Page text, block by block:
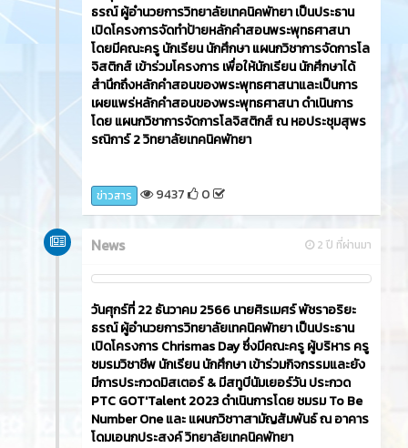
ธรณ์ ผู้อำนวยการวิทยาลัยเทคนิคพัทยา เป็นประธาน
เปิดโครงการจัดทำป้ายหลักคำสอนพระพุทธศาสนา
โดยมีคณะครู นักเรียน นักศึกษา แผนกวิชาการจัดการโล
จิสติกส์ เข้าร่วมโครงการ เพื่อให้นักเรียน นักศึกษาได้
สำนึกถึงหลักคำสอนของพระพุทธศาสนาและเป็นการ
เผยแพร่หลักคำสอนของพระพุทธศาสนา ดำเนินการ
โดย แผนกวิชาการจัดการโลจิสติกส์ ณ หอประชุมสุพร
รณิการ์ 2 วิทยาลัยเทคนิคพัทยา
ข่าวสาร 9437 0
2 ปี ที่ผ่านมา
News
วันศุกร์ที่ 22 ธันวาคม 2566​ นายศิรเมศร์ พัชราอริยะ
ธรณ์ ผู้อำนวยการวิทยาลัยเทคนิคพัทยา เป็นประธาน
เปิดโครงการ Chrismas Day ซึ่งมีคณะครู ผู้บริหาร ครู
ชมรมวิชาชีพ นักเรียน นักศึกษา เข้าร่วมกิจกรรมและยัง
มีการประกวดมิสเตอร์ & มีสทูบีนัมเยอร์วัน ประกวด
PTC GOT'Talent 2023 ดำเนินการโดย ชมรม To Be
Number One และ แผนกวิชาาสามัญสัมพันธ์ ณ อาคาร
โดมเอนกประสงค์ วิทยาลัยเทคนิคพัทยา